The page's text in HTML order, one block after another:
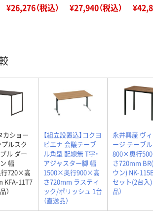
¥26,276（税込） ¥27,940（税込）
カショー
ルスク
ル ダー
幅
720×高
KFA-11T7
）
【組立設置込】コクヨ
ビエナ 会議テーブ
ル角型 配線無 T字・
アジャスター脚 幅
1500×奥行900×高
さ720mm ラスティ
ック/ポリッシュ 1台
（直送品）
永井興産 ヴ
ージ テーブ
800×奥行
さ720mm
ウン) NK-
セット(2台入)
品）